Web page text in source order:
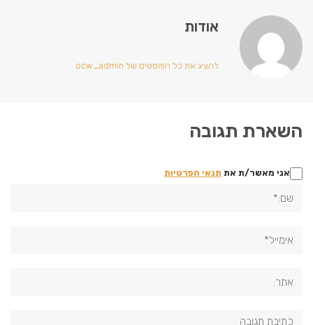
אודות
להציג את כל הפוסטים של ocw_admin
השארת תגובה
אני מאשר/ת את תנאי הפרטיות